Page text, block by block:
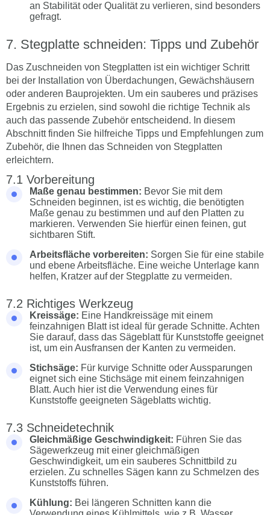
an Stabilität oder Qualität zu verlieren, sind besonders
gefragt.
Stegplatte schneiden: Tipps und Zubehör
Das Zuschneiden von Stegplatten ist ein wichtiger Schritt
bei der Installation von Überdachungen, Gewächshäusern
oder anderen Bauprojekten. Um ein sauberes und präzises
Ergebnis zu erzielen, sind sowohl die richtige Technik als
auch das passende Zubehör entscheidend. In diesem
Abschnitt finden Sie hilfreiche Tipps und Empfehlungen zum
Zubehör, die Ihnen das Schneiden von Stegplatten
erleichtern.
Vorbereitung
Maße genau bestimmen: Bevor Sie mit dem
Schneiden beginnen, ist es wichtig, die benötigten
Maße genau zu bestimmen und auf den Platten zu
markieren. Verwenden Sie hierfür einen feinen, gut
sichtbaren Stift.
Arbeitsfläche vorbereiten: Sorgen Sie für eine stabile
und ebene Arbeitsfläche. Eine weiche Unterlage kann
helfen, Kratzer auf der Stegplatte zu vermeiden.
Richtiges Werkzeug
Kreissäge: Eine Handkreissäge mit einem
feinzahnigen Blatt ist ideal für gerade Schnitte. Achten
Sie darauf, dass das Sägeblatt für Kunststoffe geeignet
ist, um ein Ausfransen der Kanten zu vermeiden.
Stichsäge: Für kurvige Schnitte oder Aussparungen
eignet sich eine Stichsäge mit einem feinzahnigen
Blatt. Auch hier ist die Verwendung eines für
Kunststoffe geeigneten Sägeblatts wichtig.
Schneidetechnik
Gleichmäßige Geschwindigkeit: Führen Sie das
Sägewerkzeug mit einer gleichmäßigen
Geschwindigkeit, um ein sauberes Schnittbild zu
erzielen. Zu schnelles Sägen kann zu Schmelzen des
Kunststoffs führen.
Kühlung: Bei längeren Schnitten kann die